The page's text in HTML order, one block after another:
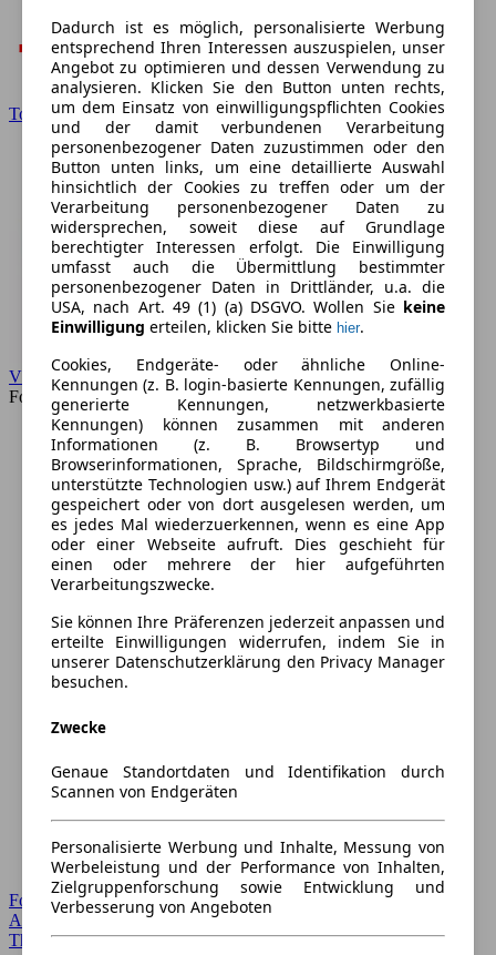
Toyota
VW
Forum
Forum Startseite
Alle Auto-Foren
Themen-Forum
Dadurch ist es möglich, personalisierte Werbung
entsprechend Ihren Interessen auszuspielen, unser
Angebot zu optimieren und dessen Verwendung zu
analysieren. Klicken Sie den Button unten rechts,
um dem Einsatz von einwilligungspflichten Cookies
und der damit verbundenen Verarbeitung
personenbezogener Daten zuzustimmen oder den
Button unten links, um eine detaillierte Auswahl
hinsichtlich der Cookies zu treffen oder um der
Verarbeitung personenbezogener Daten zu
widersprechen, soweit diese auf Grundlage
berechtigter Interessen erfolgt. Die Einwilligung
umfasst auch die Übermittlung bestimmter
personenbezogener Daten in Drittländer, u.a. die
USA, nach Art. 49 (1) (a) DSGVO. Wollen Sie keine
Einwilligung erteilen, klicken Sie bitte hier.
Cookies, Endgeräte- oder ähnliche Online-
Kennungen (z. B. login-basierte Kennungen, zufällig
generierte Kennungen, netzwerkbasierte
Kennungen) können zusammen mit anderen
Informationen (z. B. Browsertyp und
Browserinformationen, Sprache, Bildschirmgröße,
unterstützte Technologien usw.) auf Ihrem Endgerät
gespeichert oder von dort ausgelesen werden, um
es jedes Mal wiederzuerkennen, wenn es eine App
oder einer Webseite aufruft. Dies geschieht für
einen oder mehrere der hier aufgeführten
Verarbeitungszwecke.
Sie können Ihre Präferenzen jederzeit anpassen und
erteilte Einwilligungen widerrufen, indem Sie in
unserer Datenschutzerklärung den Privacy Manager
besuchen.
Zwecke
Genaue Standortdaten und Identifikation durch
Scannen von Endgeräten
Personalisierte Werbung und Inhalte, Messung von
Werbeleistung und der Performance von Inhalten,
Zielgruppenforschung sowie Entwicklung und
Verbesserung von Angeboten